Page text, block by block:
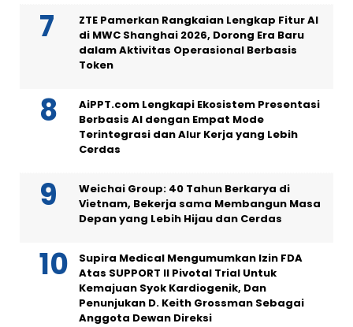
ZTE Pamerkan Rangkaian Lengkap Fitur AI
di MWC Shanghai 2026, Dorong Era Baru
dalam Aktivitas Operasional Berbasis
Token
AiPPT.com Lengkapi Ekosistem Presentasi
Berbasis AI dengan Empat Mode
Terintegrasi dan Alur Kerja yang Lebih
Cerdas
Weichai Group: 40 Tahun Berkarya di
Vietnam, Bekerja sama Membangun Masa
Depan yang Lebih Hijau dan Cerdas
Supira Medical Mengumumkan Izin FDA
Atas SUPPORT II Pivotal Trial Untuk
Kemajuan Syok Kardiogenik, Dan
Penunjukan D. Keith Grossman Sebagai
Anggota Dewan Direksi